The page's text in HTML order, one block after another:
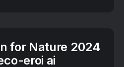
for Nature 2024
eroi ai